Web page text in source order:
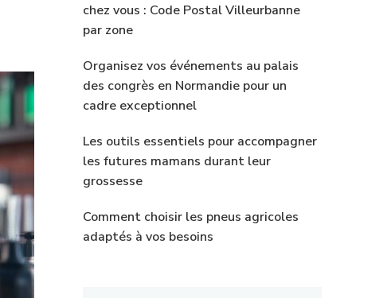
chez vous : Code Postal Villeurbanne
par zone
Organisez vos événements au palais
des congrès en Normandie pour un
cadre exceptionnel
Les outils essentiels pour accompagner
les futures mamans durant leur
grossesse
Comment choisir les pneus agricoles
adaptés à vos besoins